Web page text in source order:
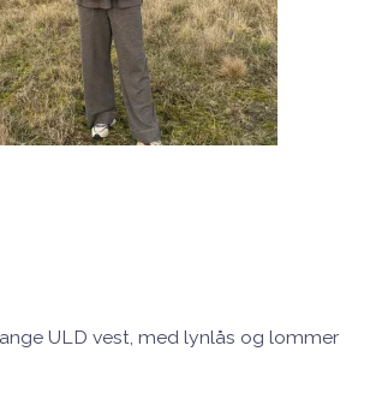
ULD vest, med lynlås og lommer